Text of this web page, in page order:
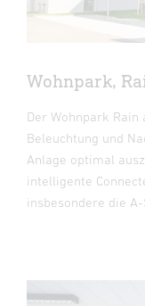
Wohnpark,
Der Wohnpark
Beleuchtung und
Anlage optimal
intelligente
insbesondere die A-